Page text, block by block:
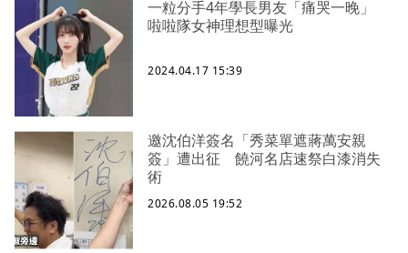
一粒分手4年學長男友「痛哭一晚」
啦啦隊女神理想型曝光
2024.04.17 15:39
邀沈伯洋簽名「秀菜單遮蔣萬安親
簽」遭出征 饒河名店速祭白漆消失
術
2026.08.05 19:52